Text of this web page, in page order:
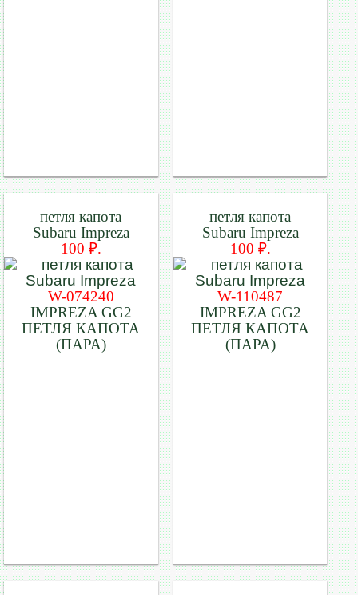
петля капота
Subaru Impreza
100 ₽.
W-074240
IMPREZA GG2
ПЕТЛЯ КАПОТА
(ПАРА)
петля капота
Subaru Impreza
100 ₽.
W-110487
IMPREZA GG2
ПЕТЛЯ КАПОТА
(ПАРА)